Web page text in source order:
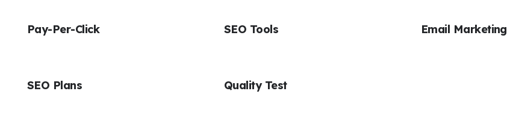
Pay-Per-Click SEO Tools Email Marketing
SEO Plans Quality Test